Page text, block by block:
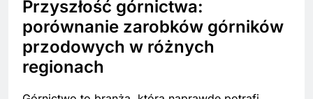
Przyszłość górnictwa:
porównanie zarobków górników
przodowych w różnych
regionach